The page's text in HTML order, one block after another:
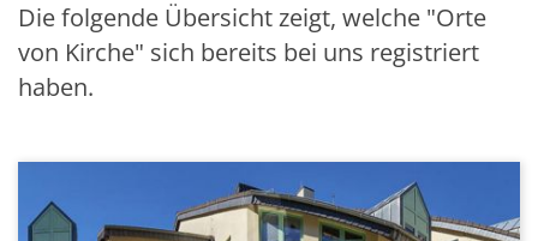
Die folgende Übersicht zeigt, welche "Orte
von Kirche" sich bereits bei uns registriert
haben.